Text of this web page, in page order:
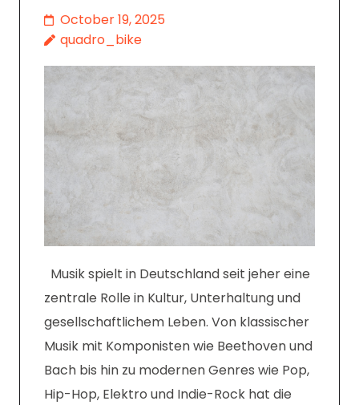
October 19, 2025
quadro_bike
Musik spielt in Deutschland seit jeher eine
zentrale Rolle in Kultur, Unterhaltung und
gesellschaftlichem Leben. Von klassischer
Musik mit Komponisten wie Beethoven und
Bach bis hin zu modernen Genres wie Pop,
Hip-Hop, Elektro und Indie-Rock hat die